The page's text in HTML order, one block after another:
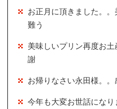
お正月に頂きました。
難う
美味しいプリン再度お
謝
お帰りなさい永田様。。
今年も大変お世話にな